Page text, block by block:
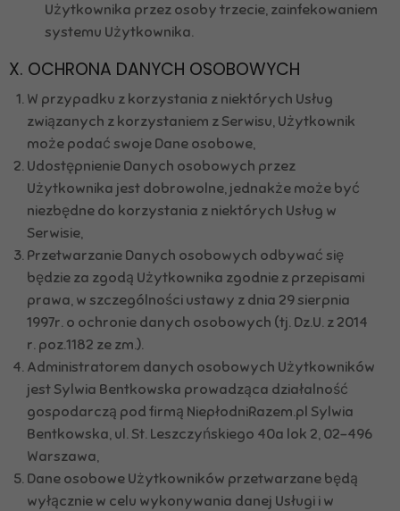
Użytkownika przez osoby trzecie, zainfekowaniem
systemu Użytkownika.
X. OCHRONA DANYCH OSOBOWYCH
W przypadku z korzystania z niektórych Usług
związanych z korzystaniem z Serwisu, Użytkownik
może podać swoje Dane osobowe,
Udostępnienie Danych osobowych przez
Użytkownika jest dobrowolne, jednakże może być
niezbędne do korzystania z niektórych Usług w
Serwisie,
Przetwarzanie Danych osobowych odbywać się
będzie za zgodą Użytkownika zgodnie z przepisami
prawa, w szczególności ustawy z dnia 29 sierpnia
1997r. o ochronie danych osobowych (tj. Dz.U. z 2014
r. poz.1182 ze zm.).
Administratorem danych osobowych Użytkowników
jest Sylwia Bentkowska prowadząca działalność
gospodarczą pod firmą NiepłodniRazem.pl Sylwia
Bentkowska, ul. St. Leszczyńskiego 40a lok 2, 02-496
Warszawa,
Dane osobowe Użytkowników przetwarzane będą
wyłącznie w celu wykonywania danej Usługi i w